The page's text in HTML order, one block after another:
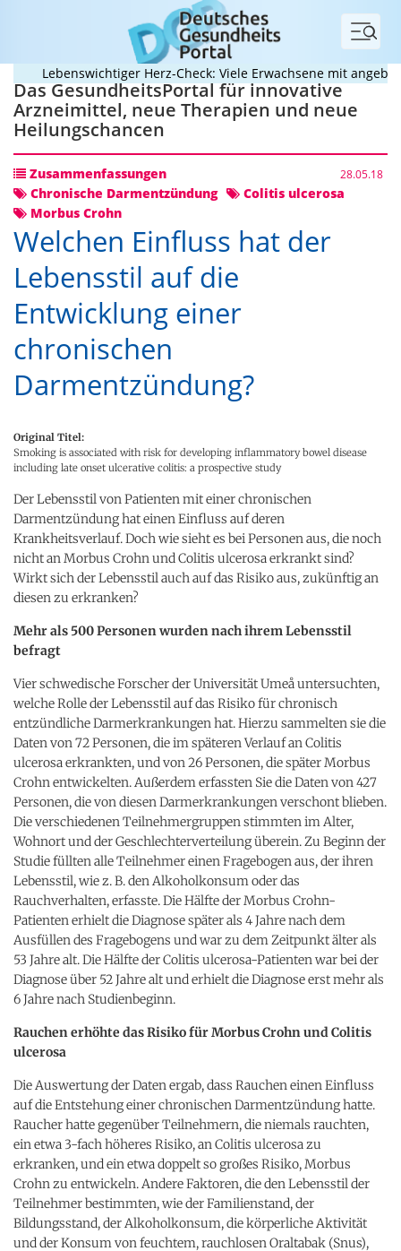
Menü
Lebenswichtiger Herz-Check: Viele Erwachsene mit
Das GesundheitsPortal für innovative
Arzneimittel, neue Therapien und neue
Heilungschancen
Zusammenfassungen 28.05.18
Chronische Darmentzündung
Colitis ulcerosa
Morbus Crohn
Welchen Einfluss hat der
Lebensstil auf die
Entwicklung einer
chronischen
Darmentzündung?
Original Titel:
Smoking is associated with risk for developing inflammatory bowel disease
including late onset ulcerative colitis: a prospective study
Der Lebensstil von Patienten mit einer chronischen
Darmentzündung hat einen Einfluss auf deren
Krankheitsverlauf. Doch wie sieht es bei Personen aus, die noch
nicht an Morbus Crohn und Colitis ulcerosa erkrankt sind?
Wirkt sich der Lebensstil auch auf das Risiko aus, zukünftig an
diesen zu erkranken?
Mehr als 500 Personen wurden nach ihrem Lebensstil
befragt
Vier schwedische Forscher der Universität Umeå untersuchten,
welche Rolle der Lebensstil auf das Risiko für chronisch
entzündliche Darmerkrankungen hat. Hierzu sammelten sie die
Daten von 72 Personen, die im späteren Verlauf an Colitis
ulcerosa erkrankten, und von 26 Personen, die später Morbus
Crohn entwickelten. Außerdem erfassten Sie die Daten von 427
Personen, die von diesen Darmerkrankungen verschont blieben.
Die verschiedenen Teilnehmergruppen stimmten im Alter,
Wohnort und der Geschlechterverteilung überein. Zu Beginn der
Studie füllten alle Teilnehmer einen Fragebogen aus, der ihren
Lebensstil, wie z. B. den Alkoholkonsum oder das
Rauchverhalten, erfasste. Die Hälfte der Morbus Crohn-
Patienten erhielt die Diagnose später als 4 Jahre nach dem
Ausfüllen des Fragebogens und war zu dem Zeitpunkt älter als
53 Jahre alt. Die Hälfte der Colitis ulcerosa-Patienten war bei der
Diagnose über 52 Jahre alt und erhielt die Diagnose erst mehr als
6 Jahre nach Studienbeginn.
Rauchen erhöhte das Risiko für Morbus Crohn und Colitis
ulcerosa
Die Auswertung der Daten ergab, dass Rauchen einen Einfluss
auf die Entstehung einer chronischen Darmentzündung hatte.
Raucher hatte gegenüber Teilnehmern, die niemals rauchten,
ein etwa 3-fach höheres Risiko, an Colitis ulcerosa zu
erkranken, und ein etwa doppelt so großes Risiko, Morbus
Crohn zu entwickeln. Andere Faktoren, die den Lebensstil der
Teilnehmer bestimmten, wie der Familienstand, der
Bildungsstand, der Alkoholkonsum, die körperliche Aktivität
und der Konsum von feuchtem, rauchlosen Oraltabak (Snus),